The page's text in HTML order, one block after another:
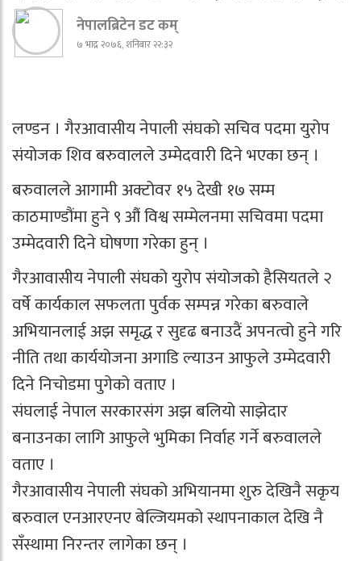
नेपालब्रिटेन डट कम्
७ भाद्र २०७६, शनिबार २२:३२
लण्डन । गैरआवासीय नेपाली संघको सचिव पदमा युरोप
संयोजक शिव बरुवालले उम्मेदवारी दिने भएका छन् ।
बरुवालले आगामी अक्टोवर १५ देखी १७ सम्म
काठमाण्डौंमा हुने ९ औं विश्व सम्मेलनमा सचिवमा पदमा
उम्मेदवारी दिने घोषणा गरेका हुन् ।
गैरआवासीय नेपाली संघको युरोप संयोजको हैसियतले २
वर्षे कार्यकाल सफलता पुर्वक सम्पन्न गरेका बरुवाले
अभियानलाई अझ समृद्ध र सुदृढ बनाउदैं अपनत्वो हुने गरि
नीति तथा कार्ययोजना अगाडि ल्याउन आफुले उम्मेदवारी
दिने निचोडमा पुगेको वताए ।
संघलाई नेपाल सरकारसंग अझ बलियो साझेदार
बनाउनका लागि आफुले भुमिका निर्वाह गर्ने बरुवालले
वताए ।
गैरआवासीय नेपाली संघको अभियानमा शुरु देखिनै सकृय
बरुवाल एनआरएनए बेल्जियमको स्थापनाकाल देखि नै
सँस्थामा निरन्तर लागेका छन् ।